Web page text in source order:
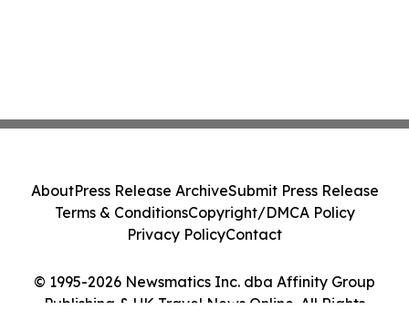
© 1995-2026 Newsmatics Inc. dba Affinity Group
Publishing & UK Travel News Online. All Rights
AboutPress Release ArchiveSubmit Press Release
Terms & ConditionsCopyright/DMCA Policy
Privacy PolicyContact